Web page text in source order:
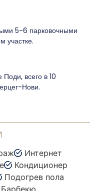
5-6 парковочными
участке.
всего в 10
Нови.
Интернет
Кондиционер
Подогрев пола
Барбекю